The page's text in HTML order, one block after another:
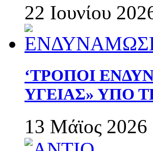
22 Ιουνίου
‘ΤΡΟΠΟΙ
ΥΓΕΙΑΣ» ΥΠΟ
13 Μάϊος 2026